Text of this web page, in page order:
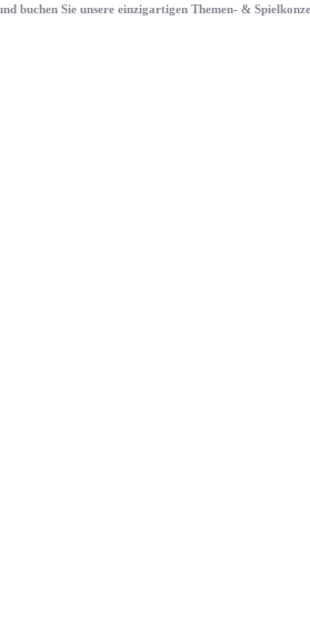
buchen Sie unsere einzigartigen Themen- &